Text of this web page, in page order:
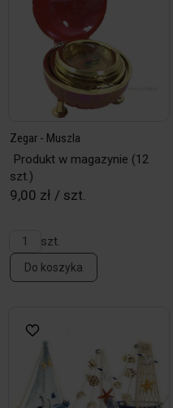
Zegar - Muszla
Produkt w magazynie (12
szt.)
9,00 zł / szt.
szt.
Do koszyka